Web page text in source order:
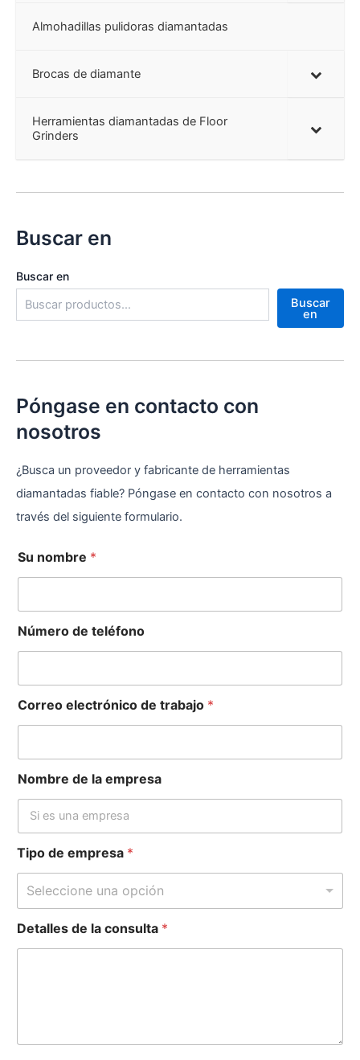
Almohadillas pulidoras diamantadas
Brocas de diamante
Herramientas diamantadas de Floor
Grinders
Buscar en
Buscar en
Buscar
en
Póngase en contacto con
nosotros
¿Busca un proveedor y fabricante de herramientas
diamantadas fiable? Póngase en contacto con nosotros a
través del siguiente formulario.
Su nombre *
Número de teléfono
Correo electrónico de trabajo *
Nombre de la empresa
Tipo de empresa *
Seleccione una opción
Detalles de la consulta *